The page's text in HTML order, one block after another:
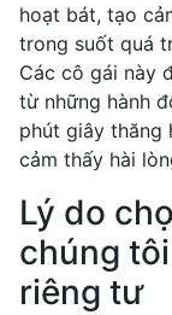
hoạt bát, tạo
trong suốt quá
Các cô gái này
từ những hành
phút giây thăng
cảm thấy hài
Lý do
chúng
riêng tư